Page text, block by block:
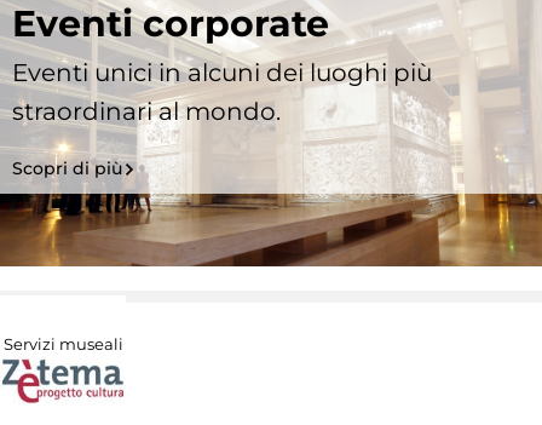
Eventi corporate
Eventi unici in alcuni dei luoghi più
straordinari al mondo.
Scopri di più
Servizi museali